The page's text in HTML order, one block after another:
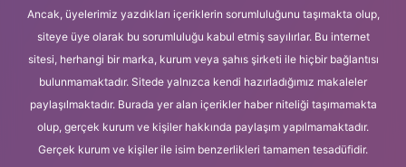
Ancak, üyelerimiz yazdıkları içeriklerin sorumluluğunu taşımakta olup,
siteye üye olarak bu sorumluluğu kabul etmiş sayılırlar. Bu internet
sitesi, herhangi bir marka, kurum veya şahıs şirketi ile hiçbir bağlantısı
bulunmamaktadır. Sitede yalnızca kendi hazırladığımız makaleler
paylaşılmaktadır. Burada yer alan içerikler haber niteliği taşımamakta
olup, gerçek kurum ve kişiler hakkında paylaşım yapılmamaktadır.
Gerçek kurum ve kişiler ile isim benzerlikleri tamamen tesadüfidir.